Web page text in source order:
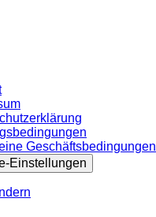
Geschäftsbedingungen
Einstellungen